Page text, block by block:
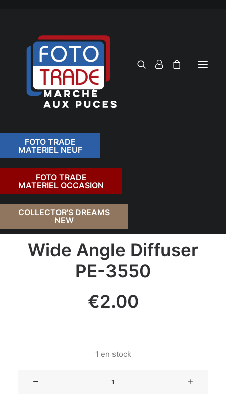
FOTO TRADE
MATERIEL NEUF
FOTO TRADE
MATERIEL OCCASION
COLLECTOR'S DREAMS
NEW
RETOUR
Wide Angle Diffuser
PE-3550
€2.00
1 en stock